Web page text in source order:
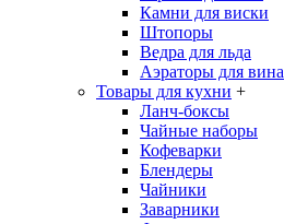
Камни для виски
Штопоры
Ведра для льда
Аэраторы для вина
Товары для кухни +
Ланч-боксы
Чайные наборы
Кофеварки
Блендеры
Чайники
Заварники